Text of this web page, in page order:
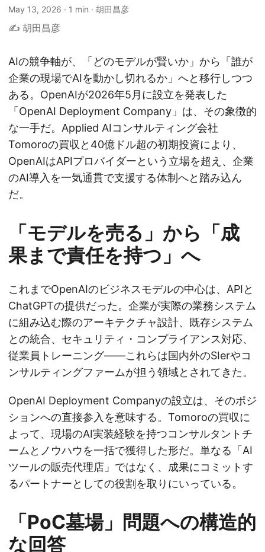
May 13, 2026 · 1 min · 胡田昌彦
✍️ 胡田昌彦
AIの競争軸が、「どのモデルが賢いか」から「誰が
企業の現場でAIを動かし切れるか」へと移行しつつ
ある。OpenAIが2026年5月に設立を発表した
「OpenAI Deployment Company」は、その象徴的
な一手だ。Applied AIコンサルティング会社
Tomoroの買収と40億ドル超の初期投資により、
OpenAIはAPIプロバイダーという立場を超え、企業
のAI導入を一気通貫で支援する体制へと踏み込ん
だ。
「モデルを売る」から「成
果まで責任を持つ」へ
これまでOpenAIのビジネスモデルの中心は、APIと
ChatGPTの提供だった。企業が実際の業務システム
に組み込む際のアーキテクチャ設計、既存システム
との統合、セキュリティ・コンプライアンス対応、
従業員トレーニング——これらは国内外のSIerやコ
ンサルティングファームが担う領域とされてきた。
OpenAI Deployment Companyの設立は、そのポジ
ションへの直接参入を意味する。Tomoroの買収に
よって、現場のAI実装経験を持つコンサルタントチ
ームとノウハウを一括で獲得した形だ。単なる「AI
ツールの販売代理店」ではなく、成果にコミットす
るパートナーとしての役割を取りにいっている。
「PoC墓場」問題への構造的
な回答